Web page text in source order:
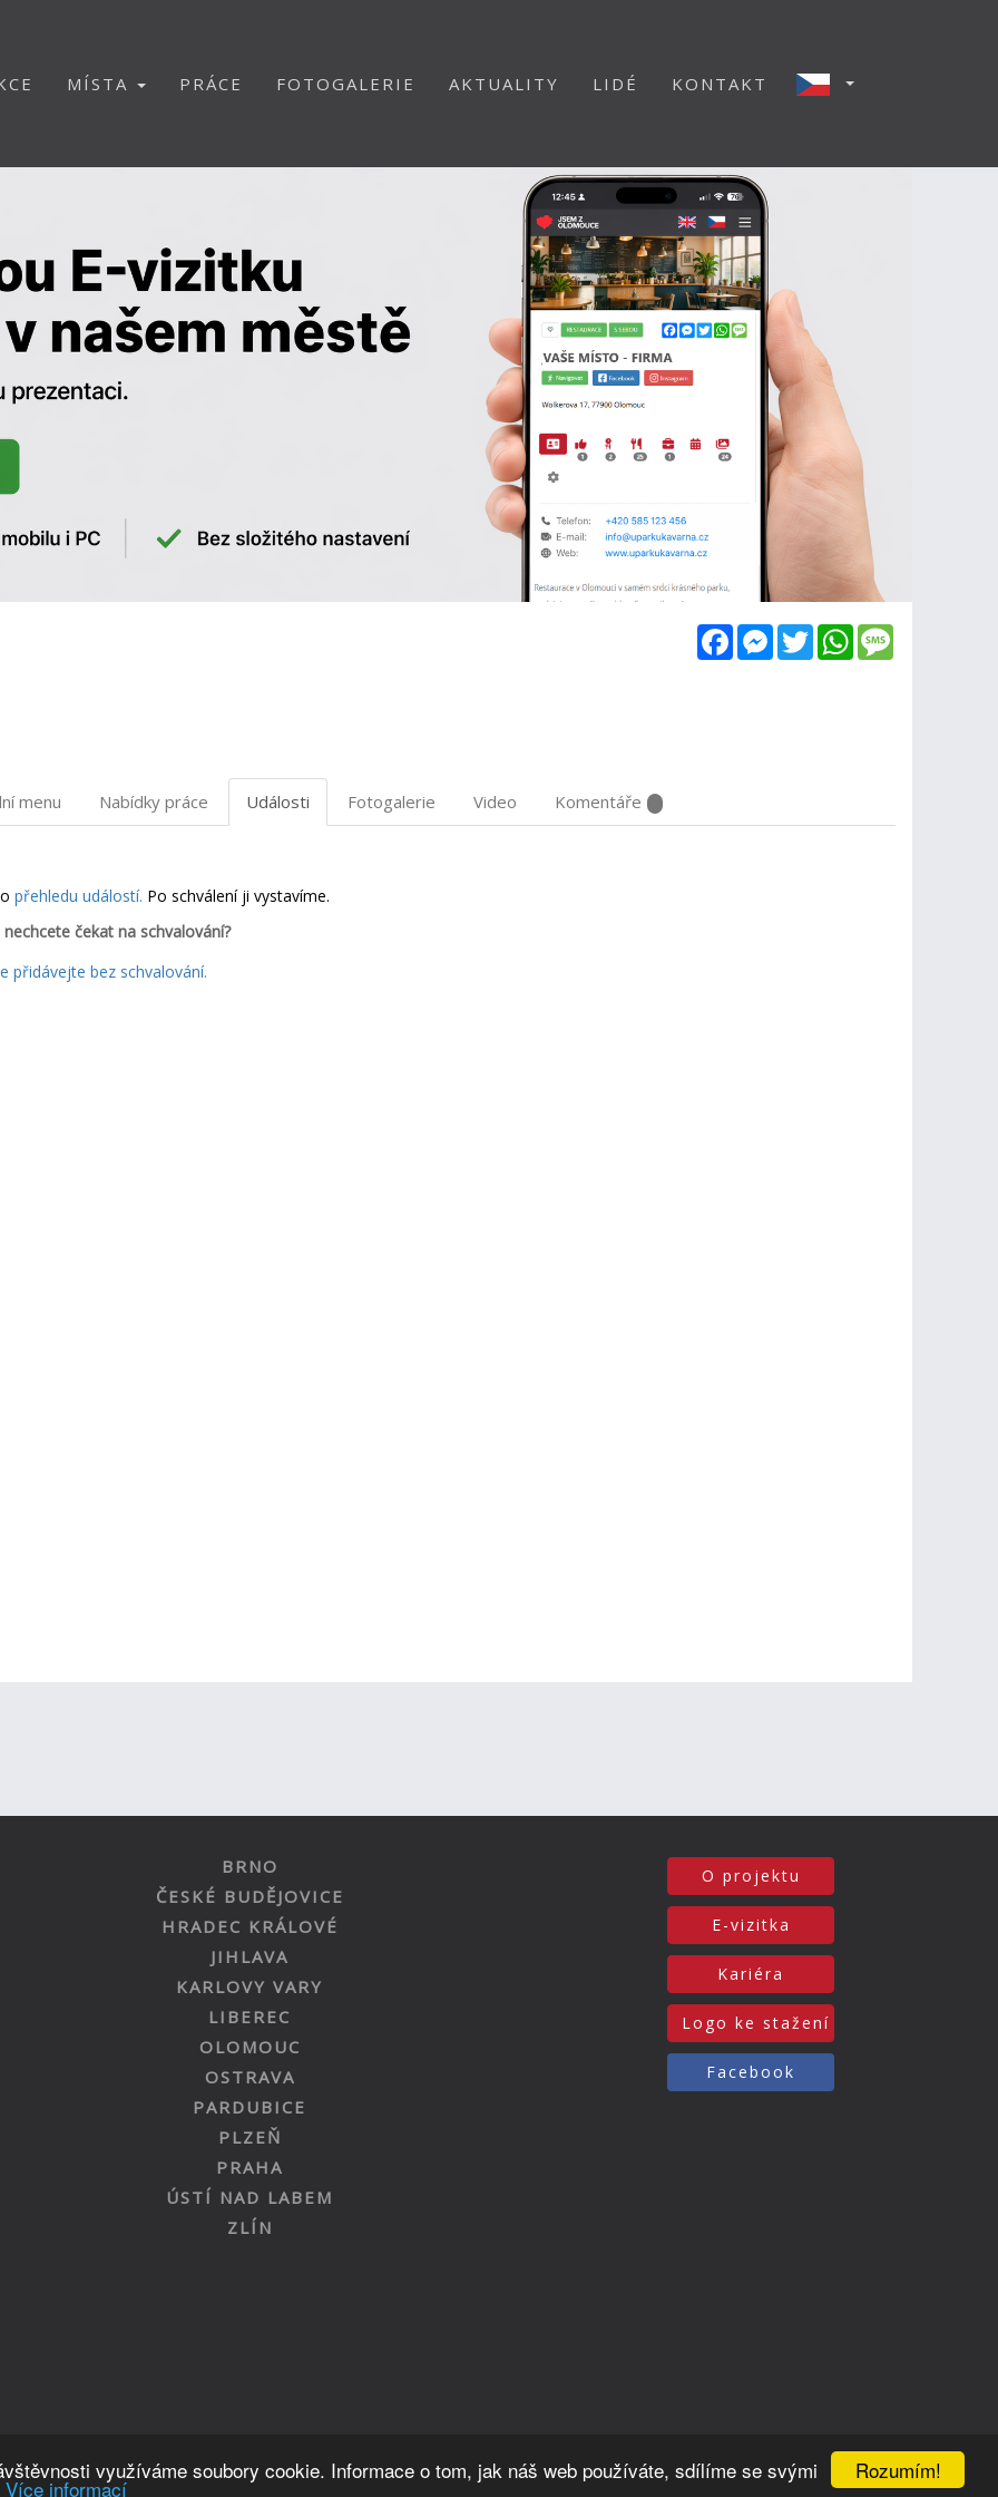
Rozumím!
využíváme soubory cookie. Informace o tom, jak náš web používáte, sdílíme se svými
Více informací
MÍSTA PRÁCE FOTOGALERIE AKTUALITY LIDÉ KONTAKT
FacebookMessenger
TwitterWhatsApp
menu Nabídky práce Události Fotogalerie Video Komentáře
přehledu událostí. Po schválení ji vystavíme.
čekat na schvalování?
přidávejte bez schvalování.
BRNO
ČESKÉ BUDĚJOVICE
HRADEC KRÁLOVÉ
JIHLAVA
KARLOVY VARY
LIBEREC
OLOMOUC
OSTRAVA
PARDUBICE
PLZEŇ
PRAHA
ÚSTÍ NAD LABEM
ZLÍN
O projektu
E-vizitka
Kariéra
Logo ke stažení
Facebook
Nahoru